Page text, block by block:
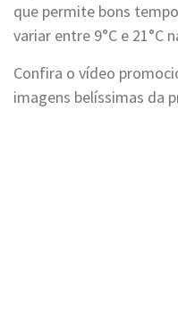
que permite bons
variar entre 9°C e 21°C
Confira o vídeo
imagens belíssimas da